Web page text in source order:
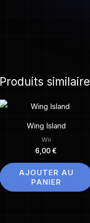
Produits
Wing Island
Wii
6,00 €
AJOUTER AU
PANIER